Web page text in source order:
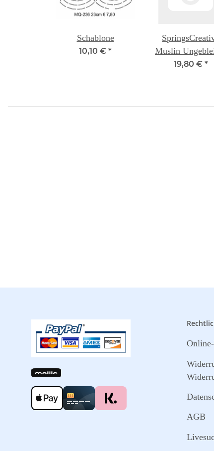
Schablone
10,10 € *
Muslin
274 cm
19,80 € *
AGB